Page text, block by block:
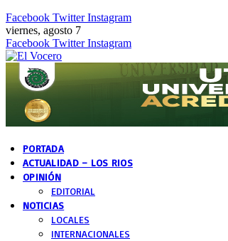
Facebook Twitter Instagram
viernes, agosto 7
Facebook Twitter Instagram
PORTADA
ACTUALIDAD – LOS RIOS
OPINIÓN
EDITORIAL
NOTICIAS
LOCALES
INTERNACIONALES